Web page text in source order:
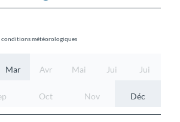
conditions météorologiques
Mar Avr Mai Jui Jui
Oct Nov Déc